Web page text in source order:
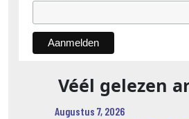
Véél gelezen
Augustus 7, 2026